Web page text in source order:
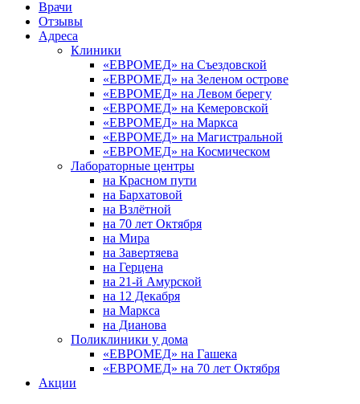
Врачи
Отзывы
Адреса
Клиники
«ЕВРОМЕД» на Съездовской
«ЕВРОМЕД» на Зеленом острове
«ЕВРОМЕД» на Левом берегу
«ЕВРОМЕД» на Кемеровской
«ЕВРОМЕД» на Маркса
«ЕВРОМЕД» на Магистральной
«ЕВРОМЕД» на Космическом
Лабораторные центры
на Красном пути
на Бархатовой
на Взлётной
на 70 лет Октября
на Мира
на Завертяева
на Герцена
на 21-й Амурской
на 12 Декабря
на Маркса
на Дианова
Поликлиники у дома
«ЕВРОМЕД» на Гашека
«ЕВРОМЕД» на 70 лет Октября
Акции